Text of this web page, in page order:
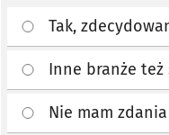
Tak,
Inne branże też
Nie mam zdania